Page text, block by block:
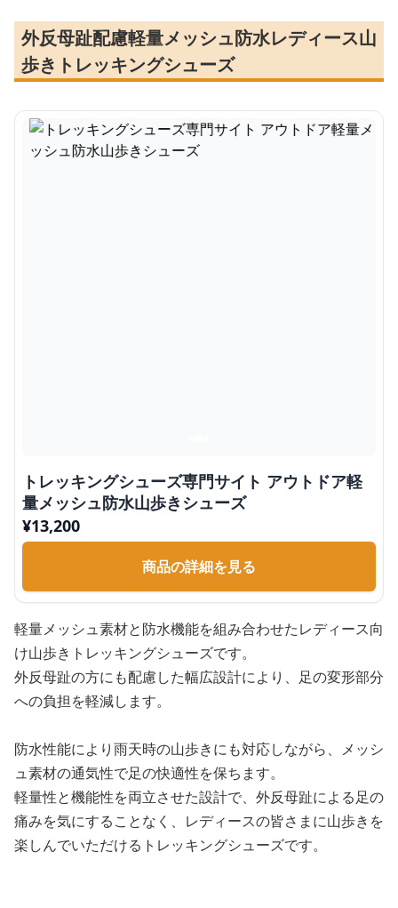
外反母趾配慮軽量メッシュ防水レディース山
歩きトレッキングシューズ
トレッキングシューズ専門サイト アウトドア軽
量メッシュ防水山歩きシューズ
¥13,200
商品の詳細を見る
軽量メッシュ素材と防水機能を組み合わせたレディース向
け山歩きトレッキングシューズです。
外反母趾の方にも配慮した幅広設計により、足の変形部分
への負担を軽減します。
防水性能により雨天時の山歩きにも対応しながら、メッシ
ュ素材の通気性で足の快適性を保ちます。
軽量性と機能性を両立させた設計で、外反母趾による足の
痛みを気にすることなく、レディースの皆さまに山歩きを
楽しんでいただけるトレッキングシューズです。